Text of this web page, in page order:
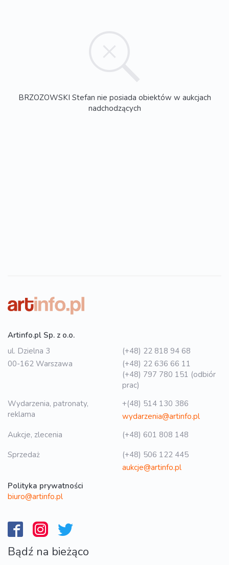
BRZOZOWSKI Stefan nie posiada obiektów w aukcjach
nadchodzących
Artinfo.pl Sp. z o.o.
ul. Dzielna 3
00-162 Warszawa
(+48) 22 818 94 68
(+48) 22 636 66 11
(+48) 797 780 151 (odbiór
prac)
Wydarzenia, patronaty,
reklama
+(48) 514 130 386
wydarzenia@artinfo.pl
Aukcje, zlecenia
(+48) 601 808 148
Sprzedaż
(+48) 506 122 445
aukcje@artinfo.pl
Polityka prywatności
biuro@artinfo.pl
Bądź na bieżąco